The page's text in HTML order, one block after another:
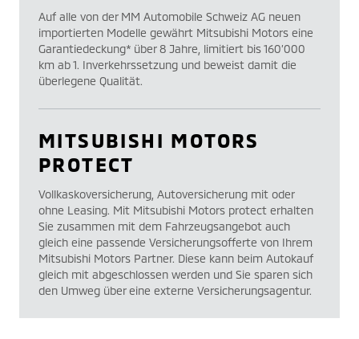
Auf alle von der MM Automobile Schweiz AG neuen
importierten Modelle gewährt Mitsubishi Motors eine
Garantiedeckung* über 8 Jahre, limitiert bis 160’000
km ab 1. Inverkehrssetzung und beweist damit die
überlegene Qualität.
MITSUBISHI MOTORS
PROTECT
Vollkaskoversicherung, Autoversicherung mit oder
ohne Leasing. Mit Mitsubishi Motors protect erhalten
Sie zusammen mit dem Fahrzeugsangebot auch
gleich eine passende Versicherungsofferte von Ihrem
Mitsubishi Motors Partner. Diese kann beim Autokauf
gleich mit abgeschlossen werden und Sie sparen sich
den Umweg über eine externe Versicherungsagentur.